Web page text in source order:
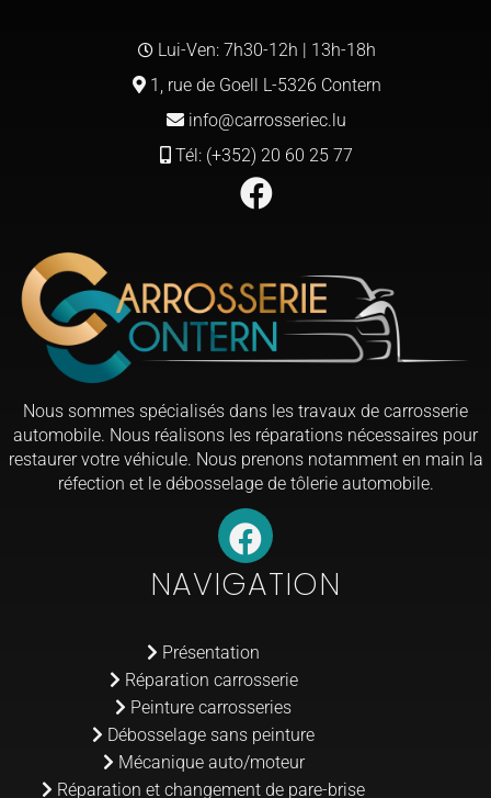
Lui-Ven: 7h30-12h | 13h-18h
1, rue de Goell L-5326 Contern
info@carrosseriec.lu
Tél: (+352) 20 60 25 77
Nous sommes spécialisés dans les travaux de carrosserie
automobile. Nous réalisons les réparations nécessaires pour
restaurer votre véhicule. Nous prenons notamment en main la
réfection et le débosselage de tôlerie automobile.
NAVIGATION
Présentation
Réparation carrosserie
Peinture carrosseries
Débosselage sans peinture
Mécanique auto/moteur
Réparation et changement de pare-brise